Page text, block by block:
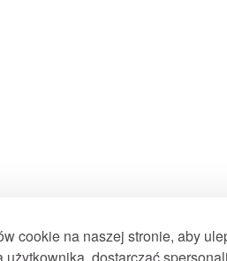
cookie na naszej stronie, aby